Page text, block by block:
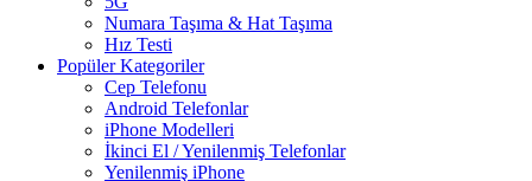
Numara Taşıma & Hat Taşıma
Hız Testi
Popüler Kategoriler
Cep Telefonu
Android Telefonlar
iPhone Modelleri
İkinci El / Yenilenmiş Telefonlar
Yenilenmiş iPhone